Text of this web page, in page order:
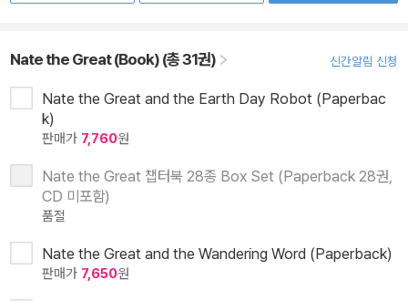
Nate the Great (Book) (총 31권) 신간알림 신청
Nate the Great and the Earth Day Robot (Paperbac
k)
판매가 7,760원
Nate the Great 챕터북 28종 Box Set (Paperback 28권,
CD 미포함)
품절
Nate the Great and the Wandering Word (Paperback)
판매가 7,650원